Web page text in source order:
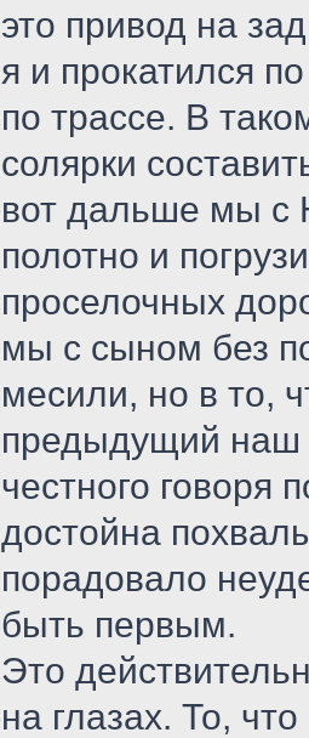
это привод на
я и прокатился
по трассе. В
солярки
вот дальше мы с
полотно и
проселочных
мы с сыном без
месили, но в то,
предыдущий наш
честного говоря
достойна
порадовало
быть первым.
Это
на глазах. То,